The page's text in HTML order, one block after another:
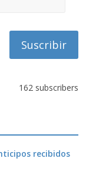
162 subscribers
recibidos